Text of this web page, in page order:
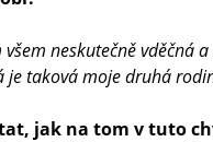
neskutečně vděčná
je taková moje druhá
jak na tom v tuto